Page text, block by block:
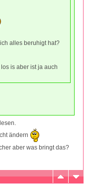
alles beruhigt hat?
is aber ist ja auch
ändern
aber was bringt das?